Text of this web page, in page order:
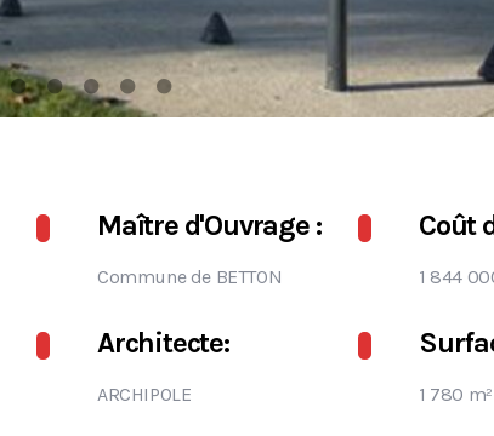
Maître d'Ouvrage :
Commune de BETTON
Coût
1 844
Architecte:
ARCHIPOLE 1 780 m²